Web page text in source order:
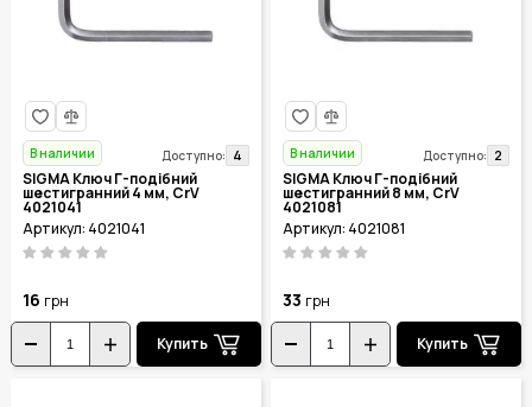
В наличии Доступно: 4
SIGMA Ключ Г-подібний
шестигранний 4 мм, CrV
4021041
Артикул: 4021041
16 грн
Купить
В наличии Доступно: 2
SIGMA Ключ Г-подібний
шестигранний 8 мм, CrV
4021081
Артикул: 4021081
33 грн
Купить